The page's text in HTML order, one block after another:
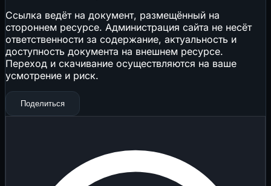
Ссылка ведёт на документ, размещённый на
стороннем ресурсе. Администрация сайта не несёт
ответственности за содержание, актуальность и
доступность документа на внешнем ресурсе.
Переход и скачивание осуществляются на ваше
усмотрение и риск.
Поделиться